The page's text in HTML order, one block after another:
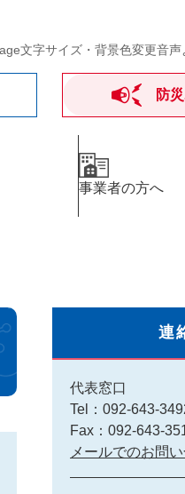
文字サイズ・背景色変更音声
防
事業者の方へ
連
代表窓口
Tel：092-643-
Fax：092-643-
メールでのお問